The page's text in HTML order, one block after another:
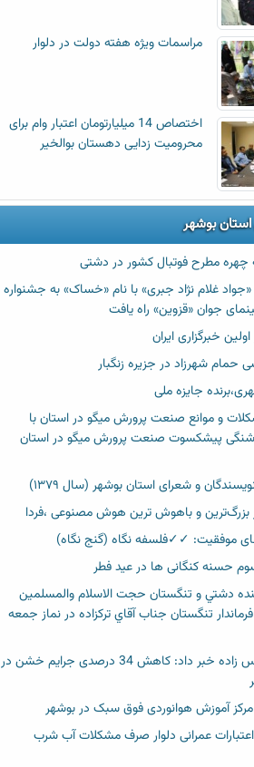
مراسمات ویژه هفته دولت در دلوار
اختصاص 14 میلیارتومان اعتبار وام برای
محرومیت زدایی دهستان بوالخیر
بوشهر
مطرح فوتبال کشور در دشتی
«جواد غلام نژاد جبری» با نام «خساک» به جشنواره
جوان «قزوین» راه یافت
خبرگزاری ایران‏
حمام شهرزاد در جزیره زنگبار
جایزه ملی
و موانع صنعت پرورش میگو در استان با
پیشکسوت صنعت پرورش میگو در استان
و شعرای استان بوشهر (سال ۱۳۷۹)
بزرگ‌ترین و باهوش ترین هوش مصنوعی ،فردا
موفقیت: ✓✓فلسفه نگاه (گنج نگاه)
حسنه کنگانی ها در عید فطر
دشتي و تنگستان حجت الاسلام والمسلمين
تنگستان جناب آقاي تركزاده در نماز جمعه
سردار عباس زاده خبر داد: کاهش 34 درصدی جرایم خشن در
مرکز آموزش هوانوردی فوق سبک در بوشهر
اعتبارات عمرانی دلوار صرف مشکلات آب شرب